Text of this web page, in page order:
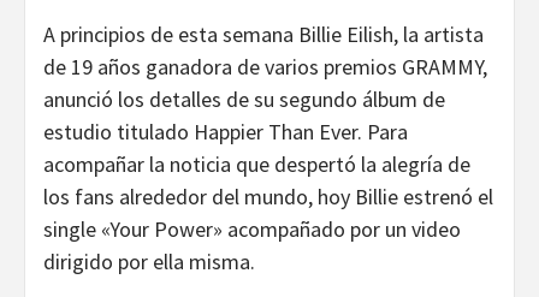
A principios de esta semana Billie Eilish, la artista
de 19 años ganadora de varios premios GRAMMY,
anunció los detalles de su segundo álbum de
estudio titulado Happier Than Ever. Para
acompañar la noticia que despertó la alegría de
los fans alrededor del mundo, hoy Billie estrenó el
single «Your Power» acompañado por un video
dirigido por ella misma.